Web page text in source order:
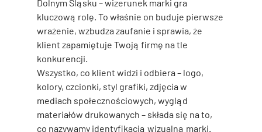
Dolnym Śląsku – wizerunek marki gra
kluczową rolę. To właśnie on buduje pierwsze
wrażenie, wzbudza zaufanie i sprawia, że
klient zapamiętuje Twoją firmę na tle
konkurencji.
Wszystko, co klient widzi i odbiera – logo,
kolory, czcionki, styl grafiki, zdjęcia w
mediach społecznościowych, wygląd
materiałów drukowanych – składa się na to,
co nazywamy identyfikacją wizualną marki.